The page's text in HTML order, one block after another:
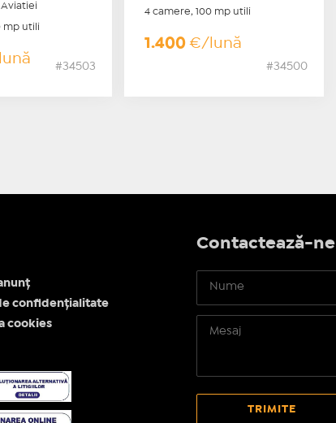
mp utili
#34503
4 camere, 100 mp utili
1.400€/lună
#34500
confidențialitate
cookies
Contactează-ne